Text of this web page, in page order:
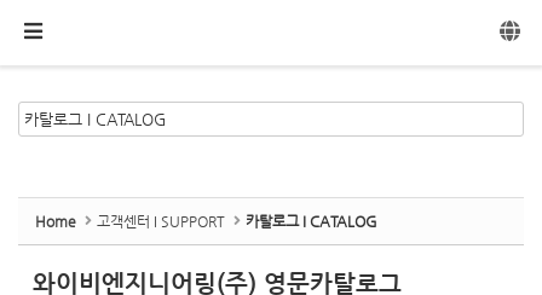
Home 고객센터 I SUPPORT 카탈로그 I CATALOG
와이비엔지니어링(주) 영문카탈로그